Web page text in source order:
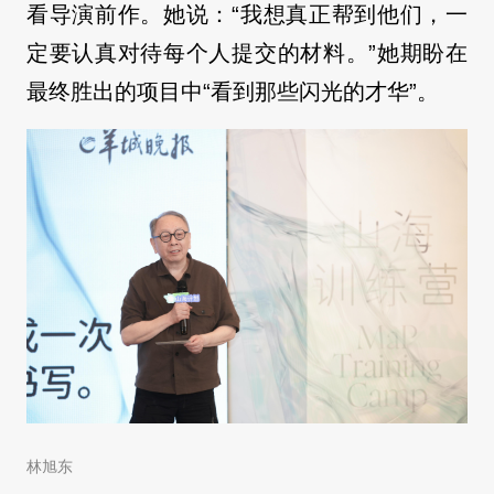
看导演前作。她说：“我想真正帮到他们，一
定要认真对待每个人提交的材料。”她期盼在
最终胜出的项目中“看到那些闪光的才华”。
林旭东